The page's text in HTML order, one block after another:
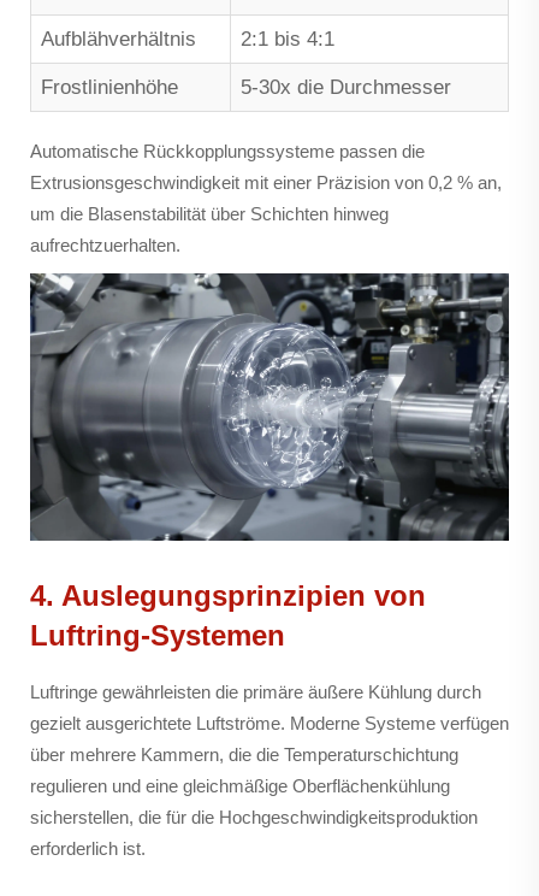
Aufblähverhältnis 2:1 bis 4:1
Frostlinienhöhe 5-30x die Durchmesser
Automatische Rückkopplungssysteme passen die
Extrusionsgeschwindigkeit mit einer Präzision von 0,2 % an,
um die Blasenstabilität über Schichten hinweg
aufrechtzuerhalten.
4. Auslegungsprinzipien von
Luftring-Systemen
Luftringe gewährleisten die primäre äußere Kühlung durch
gezielt ausgerichtete Luftströme. Moderne Systeme verfügen
über mehrere Kammern, die die Temperaturschichtung
regulieren und eine gleichmäßige Oberflächenkühlung
sicherstellen, die für die Hochgeschwindigkeitsproduktion
erforderlich ist.